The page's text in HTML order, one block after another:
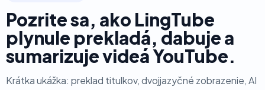
Pozrite sa, ako LingTube
plynule prekladá, dabuje a
sumarizuje videá YouTube.
Krátka ukážka: preklad titulkov, dvojjazyčné zobrazenie, AI